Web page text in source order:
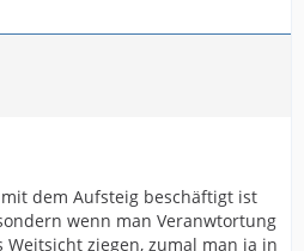
dem Aufsteig beschäftigt ist
wenn man Veranwtortung
Weitsicht ziegen, zumal man ja in